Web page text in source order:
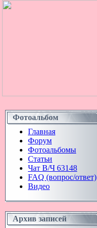
Фотоальбом
Главная
Форум
Фотоальбомы
Статьи
Чат В/Ч 63148
FAQ (вопрос/ответ)
Видео
Архив записей